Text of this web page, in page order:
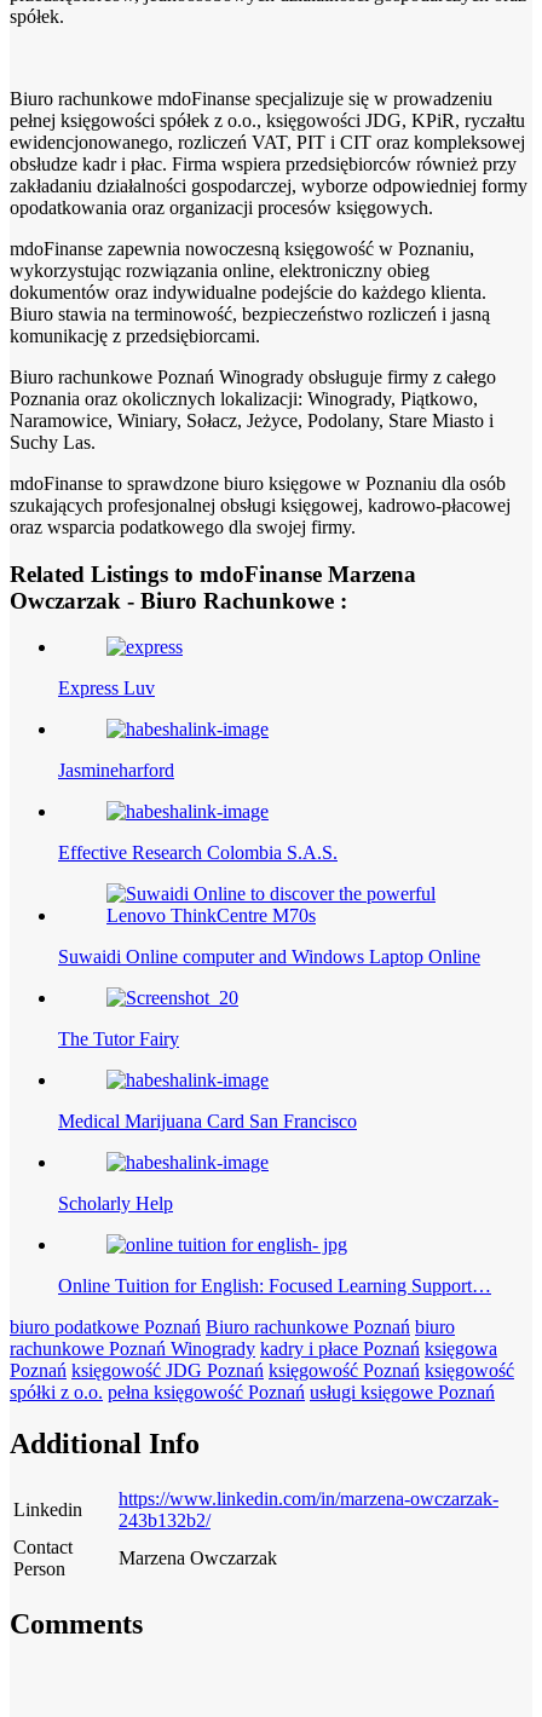
spółek.
Biuro rachunkowe mdoFinanse specjalizuje się w prowadzeniu
pełnej księgowości spółek z o.o., księgowości JDG, KPiR, ryczałtu
ewidencjonowanego, rozliczeń VAT, PIT i CIT oraz kompleksowej
obsłudze kadr i płac. Firma wspiera przedsiębiorców również przy
zakładaniu działalności gospodarczej, wyborze odpowiedniej formy
opodatkowania oraz organizacji procesów księgowych.
mdoFinanse zapewnia nowoczesną księgowość w Poznaniu,
wykorzystując rozwiązania online, elektroniczny obieg
dokumentów oraz indywidualne podejście do każdego klienta.
Biuro stawia na terminowość, bezpieczeństwo rozliczeń i jasną
komunikację z przedsiębiorcami.
Biuro rachunkowe Poznań Winogrady obsługuje firmy z całego
Poznania oraz okolicznych lokalizacji: Winogrady, Piątkowo,
Naramowice, Winiary, Sołacz, Jeżyce, Podolany, Stare Miasto i
Suchy Las.
mdoFinanse to sprawdzone biuro księgowe w Poznaniu dla osób
szukających profesjonalnej obsługi księgowej, kadrowo-płacowej
oraz wsparcia podatkowego dla swojej firmy.
Related Listings to mdoFinanse Marzena
Owczarzak - Biuro Rachunkowe :
Express Luv
Jasmineharford
Effective Research Colombia S.A.S.
Suwaidi Online computer and Windows Laptop Online
The Tutor Fairy
Medical Marijuana Card San Francisco
Scholarly Help
Online Tuition for English: Focused Learning Support…
biuro podatkowe Poznań Biuro rachunkowe Poznań biuro
rachunkowe Poznań Winogrady kadry i płace Poznań księgowa
Poznań księgowość JDG Poznań księgowość Poznań księgowość
spółki z o.o. pełna księgowość Poznań usługi księgowe Poznań
Additional Info
Linkedin
https://www.linkedin.com/in/marzena-owczarzak-
243b132b2/
Contact
Person
Marzena Owczarzak
Comments